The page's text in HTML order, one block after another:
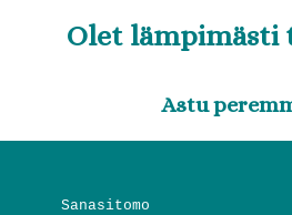
Olet
Astu
Sanasitomo